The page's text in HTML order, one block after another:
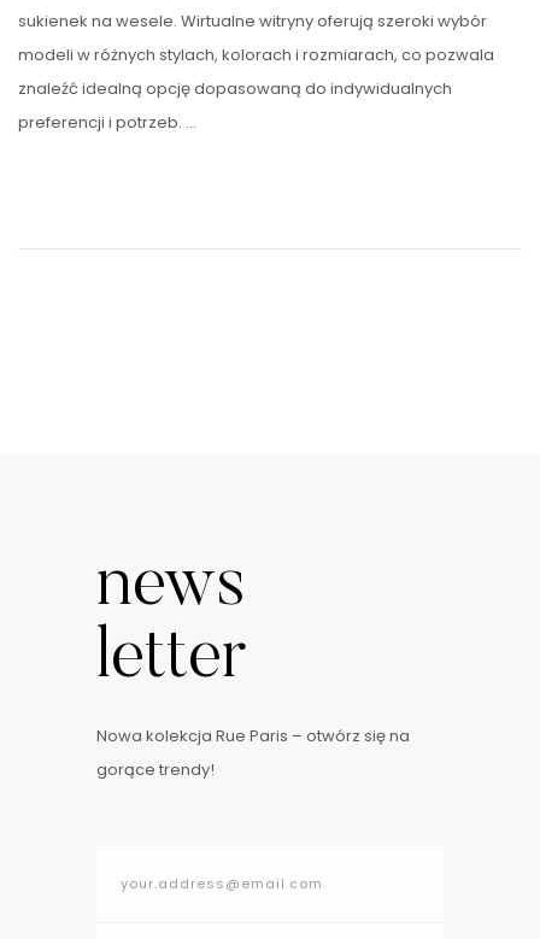
sukienek na wesele. Wirtualne witryny oferują szeroki wybór
modeli w różnych stylach, kolorach i rozmiarach, co pozwala
znaleźć idealną opcję dopasowaną do indywidualnych
preferencji i potrzeb. …
news
letter
Nowa kolekcja Rue Paris – otwórz się na
gorące trendy!